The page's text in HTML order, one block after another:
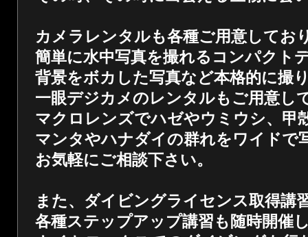
カメラレンタルも各種ご用意してお
簡単に水中写真を撮れるコンパクト
背景をボカした写真など本格的に撮
一眼デジカメのレンタルもご用意し
マクロレンズでハゼやウミウシ、甲
マンタやハナダイの群れをワイドで
お気軽にご相談下さい。
また、ダイビングライセンス取得講
各種ステップアップ講習も随時開催